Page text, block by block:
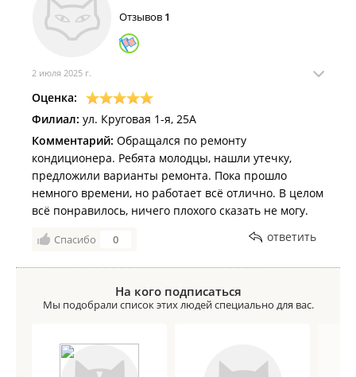
Отзывов 1
2 июля 2025 г.
Оценка:
Филиал: ул. Круговая 1-я, 25А
Комментарий: Обращался по ремонту
кондиционера. Ребята молодцы, нашли утечку,
предложили варианты ремонта. Пока прошло
немного времени, но работает всё отлично. В целом
всё понравилось, ничего плохого сказать не могу.
Спасибо 0 ответить
На кого подписаться
Мы подобрали список этих людей специально для вас.